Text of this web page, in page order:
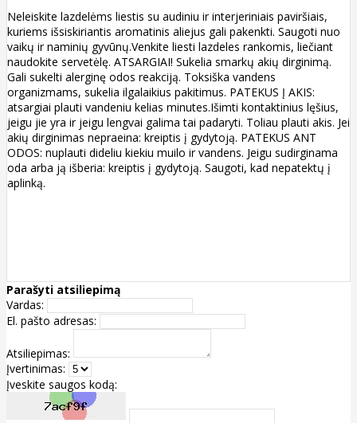
Neleiskite lazdelėms liestis su audiniu ir interjeriniais paviršiais,
kuriems išsiskiriantis aromatinis aliejus gali pakenkti. Saugoti nuo
vaikų ir naminių gyvūnų.Venkite liesti lazdeles rankomis, liečiant
naudokite servetėlę. ATSARGIAI! Sukelia smarkų akių dirginimą.
Gali sukelti alerginę odos reakciją. Toksiška vandens
organizmams, sukelia ilgalaikius pakitimus. PATEKUS Į AKIS:
atsargiai plauti vandeniu kelias minutes.Išimti kontaktinius lęšius,
jeigu jie yra ir jeigu lengvai galima tai padaryti. Toliau plauti akis. Jei
akių dirginimas nepraeina: kreiptis į gydytoją. PATEKUS ANT
ODOS: nuplauti dideliu kiekiu muilo ir vandens. Jeigu sudirginama
oda arba ją išberia: kreiptis į gydytoją. Saugoti, kad nepatektų į
aplinką.
Parašyti atsiliepimą
Vardas:
El. pašto adresas:
Atsiliepimas:
Įvertinimas:
Įveskite saugos kodą: